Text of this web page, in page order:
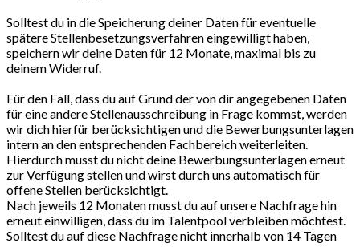
Solltest du in die Speicherung deiner Daten für eventuelle
spätere Stellenbesetzungsverfahren eingewilligt haben,
speichern wir deine Daten für 12 Monate, maximal bis zu
deinem Widerruf.
Für den Fall, dass du auf Grund der von dir angegebenen Daten
für eine andere Stellenausschreibung in Frage kommst, werden
wir dich hierfür berücksichtigen und die Bewerbungsunterlagen
intern an den entsprechenden Fachbereich weiterleiten.
Hierdurch musst du nicht deine Bewerbungsunterlagen erneut
zur Verfügung stellen und wirst durch uns automatisch für
offene Stellen berücksichtigt.
Nach jeweils 12 Monaten musst du auf unsere Nachfrage hin
erneut einwilligen, dass du im Talentpool verbleiben möchtest.
Solltest du auf diese Nachfrage nicht innerhalb von 14 Tagen